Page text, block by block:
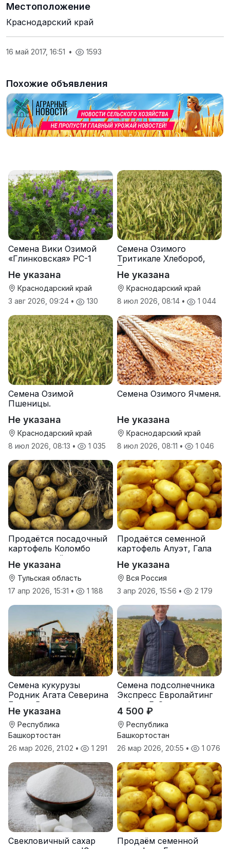
Местоположение
Краснодарский край
16 май 2017, 16:51 • 1593
Похожие объявления
Семена Вики Озимой
«Глинковская» РС-1
Не указана
Краснодарский край
3 авг 2026, 09:24 • 130
Семена Озимого
Тритикале Хлебороб,
Тихон
Не указана
Краснодарский край
8 июл 2026, 08:14 • 1 044
Семена Озимой
Пшеницы.
Не указана
Краснодарский край
8 июл 2026, 08:13 • 1 035
Семена Озимого Ячменя.
Не указана
Краснодарский край
8 июл 2026, 08:11 • 1 046
Продаётся посадочный
картофель Коломбо
оптом от трёх тонн
Не указана
Тульская область
17 апр 2026, 15:31 • 1 188
Продаётся семенной
картофель Алуэт, Гала
Не указана
Вся Россия
3 апр 2026, 15:56 • 2 179
Семена кукурузы
Родник Агата Северина
Берта Вилора
Прохладненский Дарина
Росс Машук Катерина
Не указана
Республика
Башкортостан
26 мар 2026, 21:02 • 1 291
Семена подсолнечника
Экспресс Евролайтинг
гибрид F-G+
4 500 ₽
Республика
Башкортостан
26 мар 2026, 20:55 • 1 076
Свекловичный сахар
Продаём семенной